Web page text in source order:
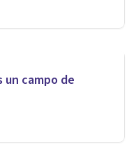
un campo de